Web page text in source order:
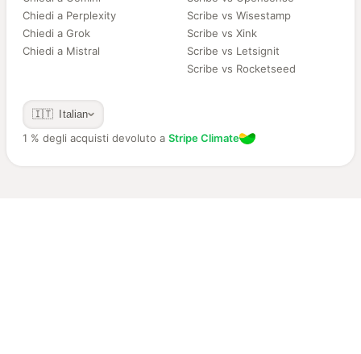
Chiedi a Perplexity
Chiedi a Grok
Chiedi a Mistral
Scribe vs Wisestamp
Scribe vs Xink
Scribe vs Letsignit
Scribe vs Rocketseed
🇮🇹 Italian
1 % degli acquisti devoluto a Stripe Climate